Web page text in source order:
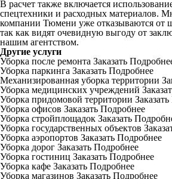
В расчет также включается
спецтехники и расходных материалов.
компании Тюмени уже отказываются от
так как видят очевидную выгоду от
нашим агентством.
Другие услуги
Уборка после ремонта Заказать
Уборка паркинга Заказать Подробнее
Механизированная уборка территории
Уборка медицинских учреждений
Уборка придомовой территории Заказать
Уборка офисов Заказать Подробнее
Уборка стройплощадок Заказать
Уборка государственных объектов
Уборка аэропортов Заказать Подробнее
Уборка дорог Заказать Подробнее
Уборка гостиниц Заказать Подробнее
Уборка кафе Заказать Подробнее
Уборка магазинов Заказать Подробнее